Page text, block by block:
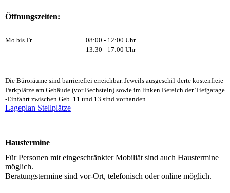
Öffnungszeiten:
Mo bis Fr
08:00 - 12:00 Uhr
13:30 - 17:00 Uhr
Die Büroräume sind barrierefrei erreichbar. Jeweils ausgeschil-derte kostenfreie
Parkplätze am Gebäude (vor Bechstein) sowie im linken Bereich der Tiefgarage
-Einfahrt zwischen Geb. 11 und 13 sind vorhanden.
Lageplan Stellplätze
Haustermine
Für Personen mit eingeschränkter Mobiliät sind auch Haustermine
möglich.
Beratungstermine sind vor-Ort, telefonisch oder online möglich.